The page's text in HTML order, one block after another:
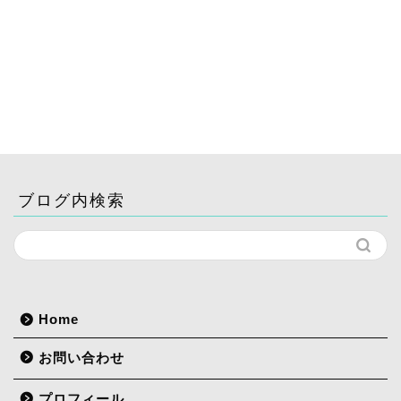
ブログ内検索
Home
お問い合わせ
記事一覧